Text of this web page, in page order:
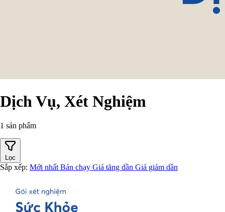
Dịch Vụ, Xét Nghiệm
1 sản phẩm
Lọc
Sắp xếp: Mới nhất Bán chạy Giá tăng dần Giá giảm dần